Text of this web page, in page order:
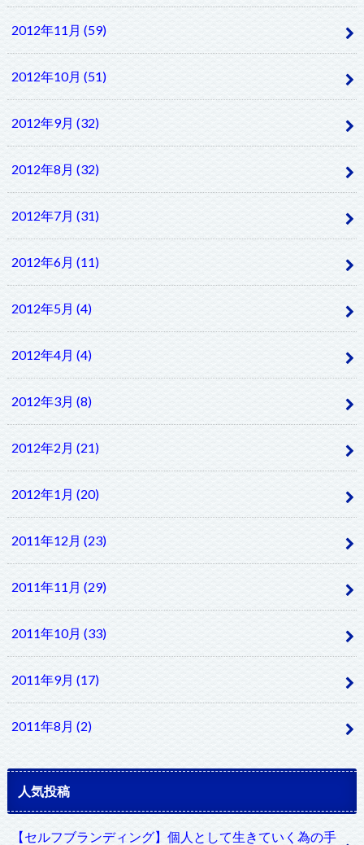
2012年11月 (59)
2012年10月 (51)
2012年9月 (32)
2012年8月 (32)
2012年7月 (31)
2012年6月 (11)
2012年5月 (4)
2012年4月 (4)
2012年3月 (8)
2012年2月 (21)
2012年1月 (20)
2011年12月 (23)
2011年11月 (29)
2011年10月 (33)
2011年9月 (17)
2011年8月 (2)
人気投稿
【セルフブランディング】個人として生きていく為の手